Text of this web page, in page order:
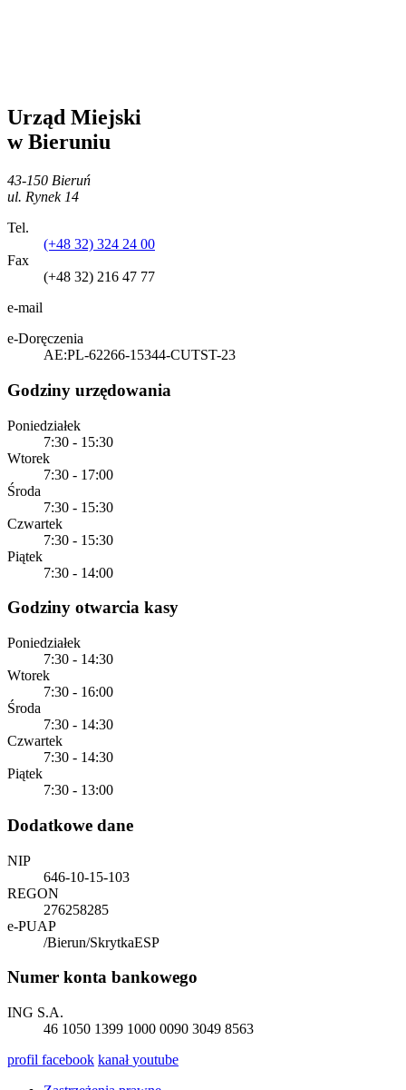
Urząd Miejski
w Bieruniu
43-150 Bieruń
ul. Rynek 14
Tel.
(+48 32) 324 24 00
Fax
(+48 32) 216 47 77
e-mail
e-Doręczenia
AE:PL-62266-15344-CUTST-23
Godziny urzędowania
Poniedziałek
7:30 - 15:30
Wtorek
7:30 - 17:00
Środa
7:30 - 15:30
Czwartek
7:30 - 15:30
Piątek
7:30 - 14:00
Godziny otwarcia kasy
Poniedziałek
7:30 - 14:30
Wtorek
7:30 - 16:00
Środa
7:30 - 14:30
Czwartek
7:30 - 14:30
Piątek
7:30 - 13:00
Dodatkowe dane
NIP
646-10-15-103
REGON
276258285
e-PUAP
/Bierun/SkrytkaESP
Numer konta bankowego
ING S.A.
46 1050 1399 1000 0090 3049 8563
profil facebook kanałyoutube